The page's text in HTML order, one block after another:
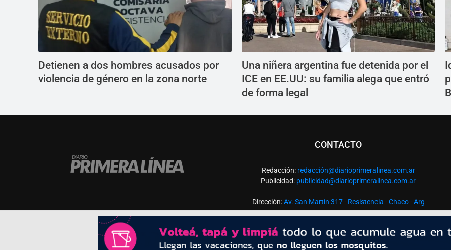
Detienen a dos hombres acusados por
violencia de género en la zona norte
Una niñera argentina fue detenida por el
ICE en EE.UU: su familia alega que entró
de forma legal
CONTACTO
Redacción: redacción@diarioprimeralinea.com.ar
Publicidad: publicidad@diarioprimeralinea.com.ar
Dirección:Av. San Martín 317 - Resistencia - Chaco - Arg